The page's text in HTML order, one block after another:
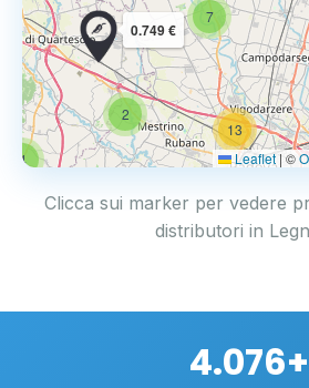
4
2
7
13
0.749 €
Leaflet | ©
Clicca sui marker per vedere
distributori in
4.076+